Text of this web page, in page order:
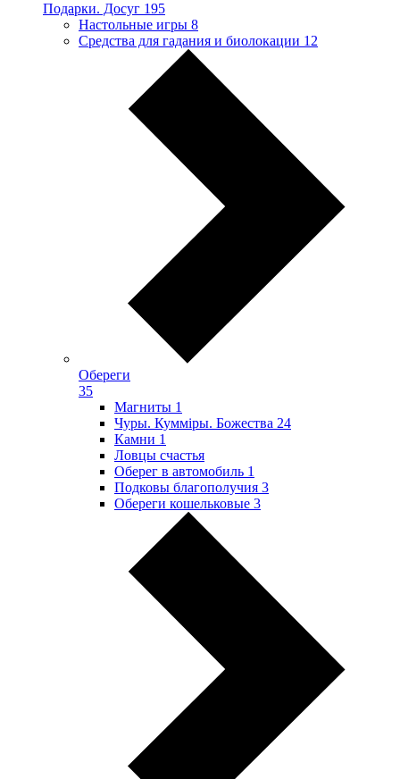
Подарки. Досуг 195
Настольные игры 8
Средства для гадания и биолокации 12
Обереги
35
Магниты 1
Чуры. Куммiры. Божества 24
Камни 1
Ловцы счастья
Оберег в автомобиль 1
Подковы благополучия 3
Обереги кошельковые 3